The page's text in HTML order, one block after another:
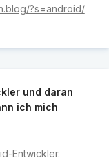
?s=android/
und daran
ich mich
Entwickler.